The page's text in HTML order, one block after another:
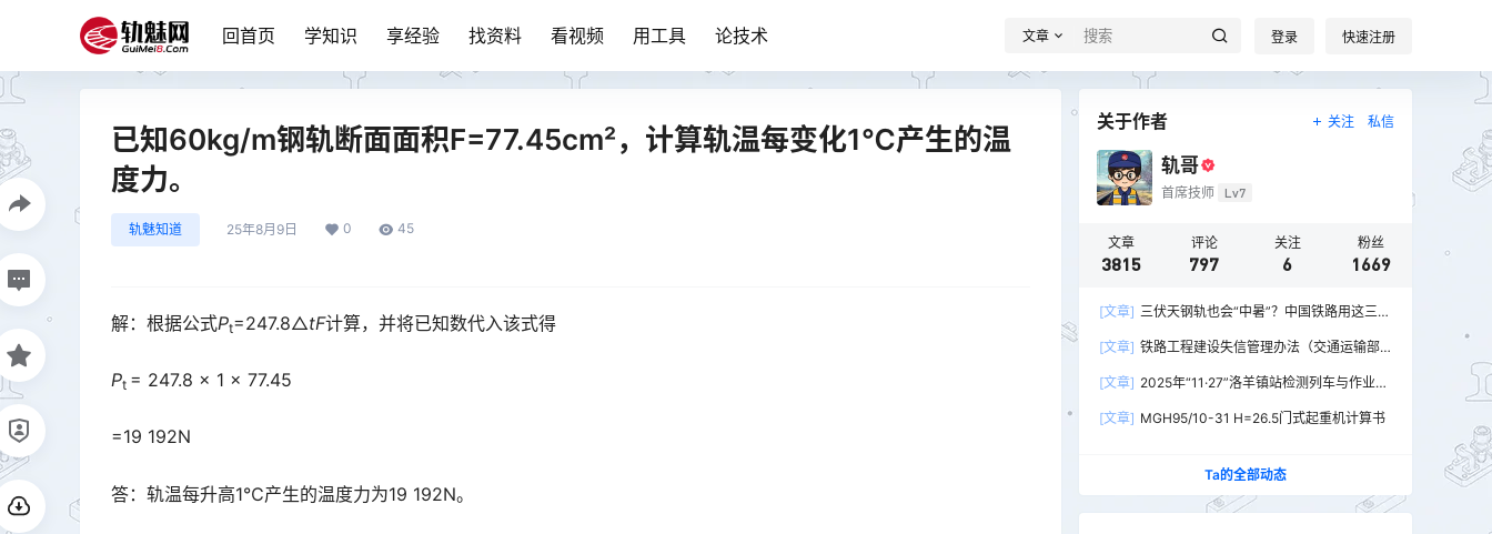
回首页 学知识 享经验 找资料 看视频 用工具 论技术 文章 登录 快速注册
已知60kg/m钢轨断面面积F=77.45cm²，计算轨温每变化1℃产生的温
度力。
轨魅知道 25年8月9日 0 45
解：根据公式Pt=247.8△tF计算，并将已知数代入该式得
Pt = 247.8 × 1 × 77.45
=19 192N
答：轨温每升高1℃产生的温度力为19 192N。
关于作者 关注 私信
轨哥
首席技师 Lv7
文章
3815
评论
797
关注
6
粉丝
1669
[文章] 三伏天钢轨也会“中暑”？中国铁路用这三招
[文章] 铁路工程建设失信管理办法（交通运输部
[文章] 2025年“11·27”洛羊镇站检测列车与作业人
[文章] MGH95/10-31 H=26.5门式起重机计算书
Ta的全部动态